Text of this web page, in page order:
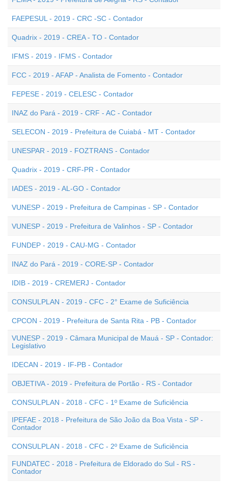
FAEPESUL - 2019 - CRC -SC - Contador
Quadrix - 2019 - CREA - TO - Contador
IFMS - 2019 - IFMS - Contador
FCC - 2019 - AFAP - Analista de Fomento - Contador
FEPESE - 2019 - CELESC - Contador
INAZ do Pará - 2019 - CRF - AC - Contador
SELECON - 2019 - Prefeitura de Cuiabá - MT - Contador
UNESPAR - 2019 - FOZTRANS - Contador
Quadrix - 2019 - CRF-PR - Contador
IADES - 2019 - AL-GO - Contador
VUNESP - 2019 - Prefeitura de Campinas - SP - Contador
VUNESP - 2019 - Prefeitura de Valinhos - SP - Contador
FUNDEP - 2019 - CAU-MG - Contador
INAZ do Pará - 2019 - CORE-SP - Contador
IDIB - 2019 - CREMERJ - Contador
CONSULPLAN - 2019 - CFC - 2° Exame de Suficiência
CPCON - 2019 - Prefeitura de Santa Rita - PB - Contador
VUNESP - 2019 - Câmara Municipal de Mauá - SP - Contador:
Legislativo
IDECAN - 2019 - IF-PB - Contador
OBJETIVA - 2019 - Prefeitura de Portão - RS - Contador
CONSULPLAN - 2018 - CFC - 1º Exame de Suficiência
IPEFAE - 2018 - Prefeitura de São João da Boa Vista - SP -
Contador
CONSULPLAN - 2018 - CFC - 2º Exame de Suficiência
FUNDATEC - 2018 - Prefeitura de Eldorado do Sul - RS -
Contador